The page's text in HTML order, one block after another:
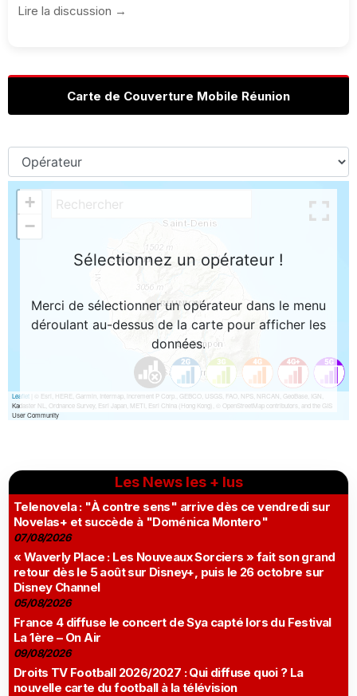
Lire la discussion →
Carte de Couverture Mobile Réunion
Les News les + lus
Telenovela : "À contre sens" arrive dès ce vendredi sur
Novelas+ et succède à "Doménica Montero"
07/08/2026
« Waverly Place : Les Nouveaux Sorciers » fait son grand
retour dès le 5 août sur Disney+, puis le 26 octobre sur
Disney Channel
05/08/2026
France 4 diffuse le concert de Sya capté lors du Festival
La 1ère – On Air
09/08/2026
Droits TV Football 2026/2027 : Qui diffuse quoi ? La
nouvelle carte du football à la télévision